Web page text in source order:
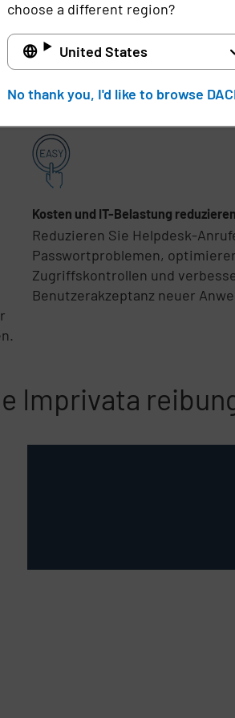
als SSO-
Kosten und IT-Belastung reduzieren
Reduzieren Sie Helpdesk-
Passwortproblemen,
Zugriffskontrollen und
Benutzerakzeptanz neuer
Imprivata
choose a different region?
United States
No thank you, I'd like to browse